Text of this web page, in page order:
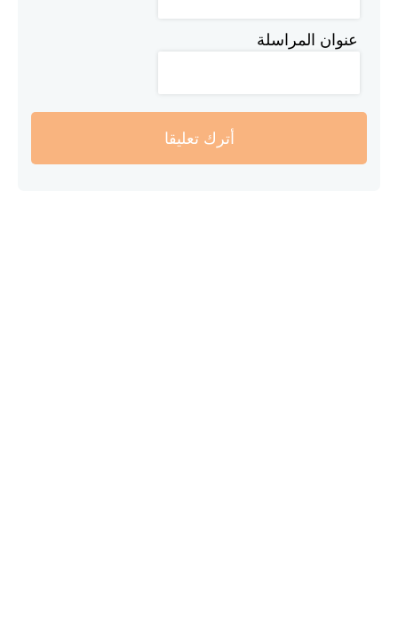
عنوان المراسلة
أترك تعليقا